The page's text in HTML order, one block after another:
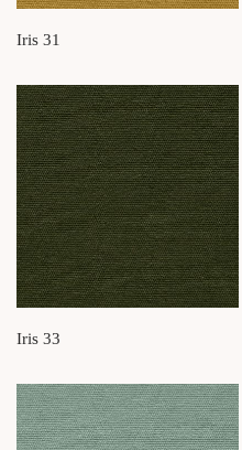
Iris 31
Iris 33